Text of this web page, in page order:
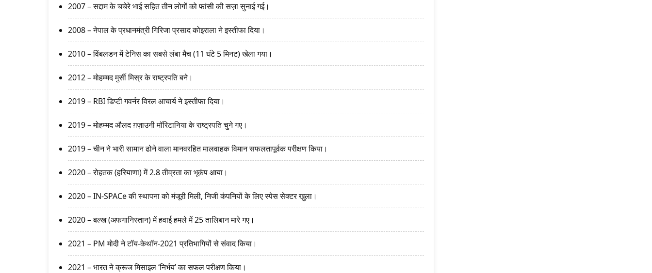
2007 – सद्दाम के चचेरे भाई सहित तीन लोगों को फांसी की सज़ा सुनाई गई।
2008 – नेपाल के प्रधानमंत्री गिरिजा प्रसाद कोइराला ने इस्तीफा दिया।
2010 – विंबलडन में टेनिस का सबसे लंबा मैच (11 घंटे 5 मिनट) खेला गया।
2012 – मोहम्मद मुर्सी मिस्र के राष्ट्रपति बने।
2019 – RBI डिप्टी गवर्नर विरल आचार्य ने इस्तीफा दिया।
2019 – मोहम्मद औलद ग़ज़ाउनी मॉरिटानिया के राष्ट्रपति चुने गए।
2019 – चीन ने भारी सामान ढोने वाला मानवरहित मालवाहक विमान सफलतापूर्वक परीक्षण किया।
2020 – रोहतक (हरियाणा) में 2.8 तीव्रता का भूकंप आया।
2020 – IN-SPACe की स्थापना को मंजूरी मिली, निजी कंपनियों के लिए स्पेस सेक्टर खुला।
2020 – बल्ख (अफगानिस्तान) में हवाई हमले में 25 तालिबान मारे गए।
2021 – PM मोदी ने टॉय-केथॉन-2021 प्रतिभागियों से संवाद किया।
2021 – भारत ने क्रूज मिसाइल ‘निर्भय’ का सफल परीक्षण किया।